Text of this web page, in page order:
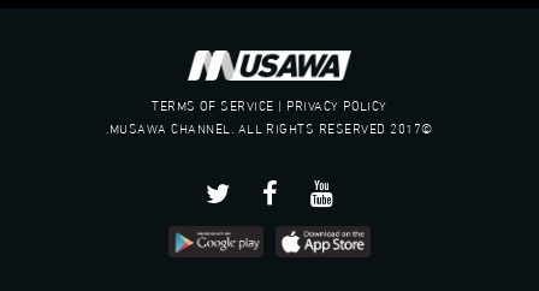
TERMS OF SERVICE | PRIVACY POLICY
©2017 MUSAWA CHANNEL. ALL RIGHTS RESERVED.